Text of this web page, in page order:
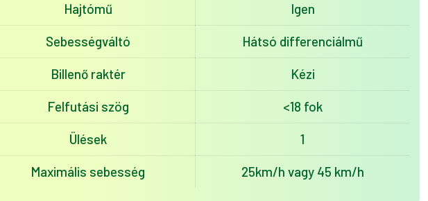
Hajtómű Igen
Sebességváltó Hátsó differenciálmű
Billenő raktér Kézi
Felfutási szög <18 fok
Ülések 1
Maximális sebesség 25km/h vagy 45 km/h